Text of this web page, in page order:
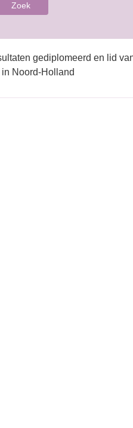
Zoek
gediplomeerd en lid
Noord-Holland